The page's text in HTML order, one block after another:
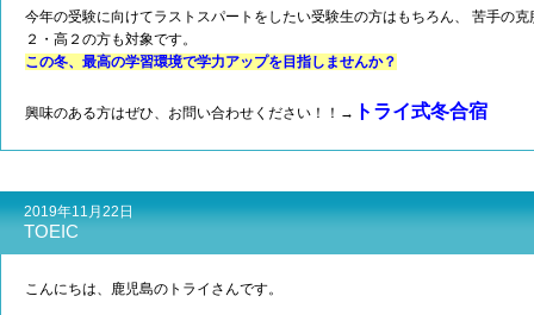
今年の受験に向けてラストスパートをしたい受験生の方はもちろん、 苦手の
２・高２の方も対象です。
この冬、最高の学習環境で学力アップを目指しませんか？
興味のある方はぜひ、お問い合わせください！！→ トライ式冬合宿
2019年11月22日
TOEIC
こんにちは、鹿児島のトライさんです。